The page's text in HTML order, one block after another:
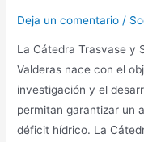
Deja un comentario /
La Cátedra Trasvase y
Valderas nace con el
investigación y el
permitan garantizar un
déficit hídrico. La